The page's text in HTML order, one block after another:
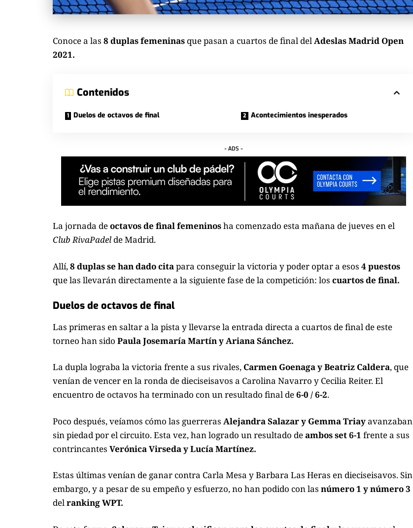
Conoce a las 8 duplas femeninas que pasan a cuartos de final delAdeslas Madrid Open
2021.
Contenidos
Duelos de octavos de final Acontecimientos inesperados
- ADS -
La jornada deoctavos de final femeninosha comenzado esta mañana de jueves en el
Club RivaPadel de Madrid.
Allí,8 duplas se han dado citapara conseguir la victoria y poder optar a esos 4 puestos
que las llevarán directamente a la siguiente fase de la competición: los cuartos de final.
Duelos de octavos de final
Las primeras en saltar a la pista y llevarse la entrada directa a cuartos de final de este
torneo han sido Paula Josemaría Martín y Ariana Sánchez.
La dupla lograba la victoria frente a sus rivales, Carmen Goenaga y Beatriz Caldera, que
venían de vencer en la ronda de dieciseisavos a Carolina Navarro y Cecilia Reiter. El
encuentro de octavos ha terminado con un resultado final de6-0 / 6-2.
Poco después, veíamos cómo las guerreras Alejandra Salazar y Gemma Triayavanzaban
sin piedad por el circuito. Esta vez, han logrado un resultado deambos set 6-1 frente a sus
contrincantes Verónica Virseda y Lucía Martínez.
Estas últimas venían de ganar contra Carla Mesa y Barbara Las Heras en dieciseisavos. Sin
embargo, y a pesar de su empeño y esfuerzo, no han podido con las número 1 y número 3
delranking WPT.